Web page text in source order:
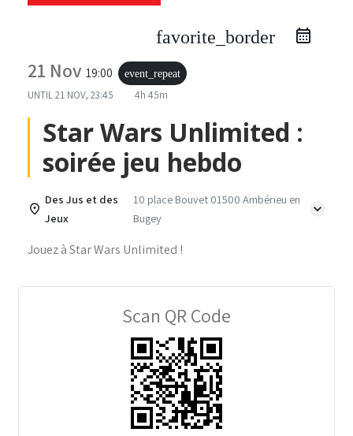
favorite_border
21 Nov 19:00 event_repeat
UNTIL21 NOV, 23:45 4h 45m
Star Wars Unlimited :
soirée jeu hebdo
Des Jus et des
Jeux
10 place Bouvet 01500 Ambérieu en
Bugey
Jouez à Star Wars Unlimited !
Scan QR Code